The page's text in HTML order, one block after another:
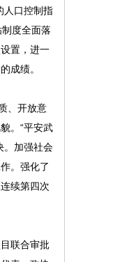
人口控制指
度全面落
置，进一
成绩。
、开放意
。“平安武
。加强社会
。强化了
续第四次
联合审批